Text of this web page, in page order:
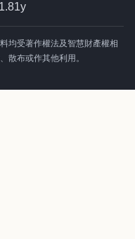
均受著作權法及智慧財產權相
散布或作其他利用。